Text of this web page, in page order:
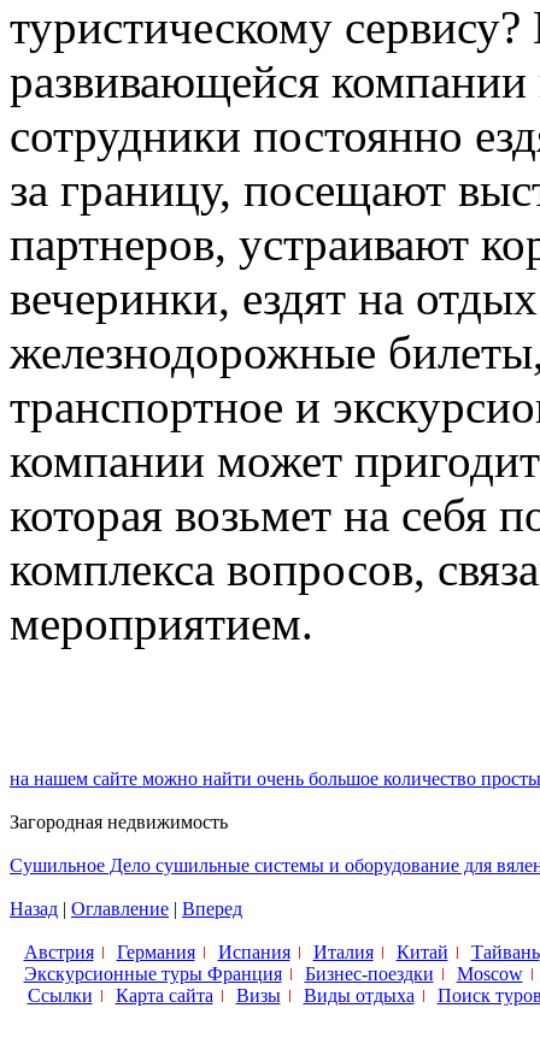
туристическому
развивающейся компании
сотрудники постоянно
за границу, посещают
партнеров, устраивают
вечеринки, ездят на
железнодорожные
транспортное и
компании может
которая возьмет на себя
комплекса вопросов,
мероприятием.
на нашем сайте можно найти очень большое количество
Загородная недвижимость
Сушильное Дело сушильные системы и оборудование для
Назад | Оглавление | Вперед
Австрия Германия Испания Италия Китай
Тайвань
Экскурсионные туры Франция
Бизнес-поездки
Moscow
Ссылки
Карта сайта Визы Виды отдыха Поиск